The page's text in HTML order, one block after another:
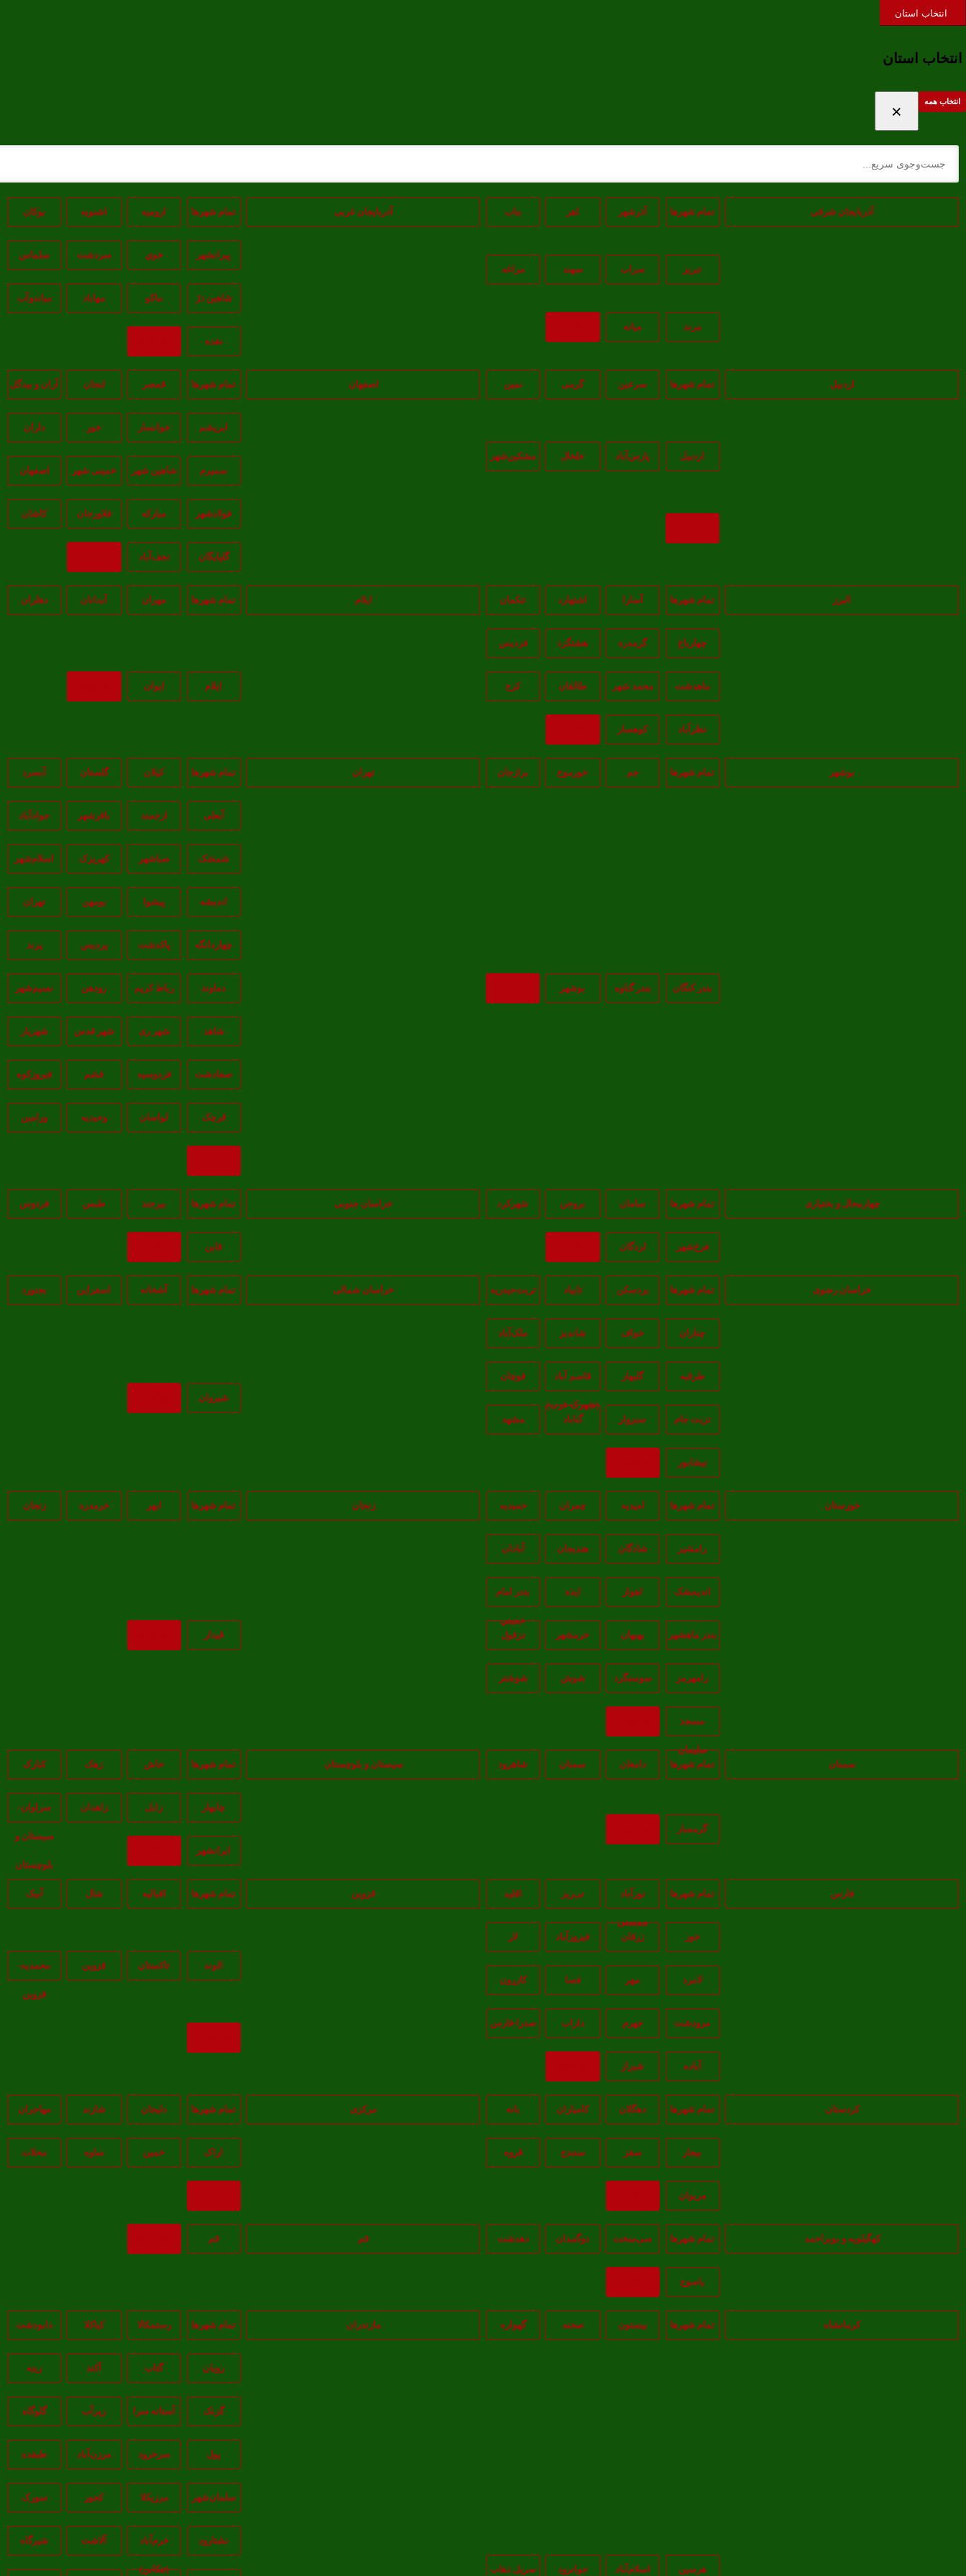
انتخاب استان
انتخاب استان
انتخاب همه ×
آذربایجان شرقی تمام شهر‌ها آذرشهر اهر بناب
تبريز سراب سهند مراغه
مرند ميانه
آذربایجان غربی تمام شهر‌ها اروميه اشنويه بوکان
پيرانشهر خوي سردشت سلماس
شاهين دژ ماکو مهاباد مياندوآب
نقده
اردبیل تمام شهر‌ها سرعین گرمی نمین
اردبيل پارس‌آباد خلخال مشکين‌شهر
اصفهان تمام شهر‌ها قمصر لنجان آران و بیدگل
ابریشم خوانسار خور داران
سمیرم شاهین شهر خمینی شهر اصفهان
فولادشهر مبارکه فلاورجان کاشان
گلپايگان نجف‌آباد
البرز تمام شهر‌ها آسارا اشتهارد تنکمان
چهارباغ گرمدره هشتگرد فردیس
ماهدشت محمد شهر طالقان کرج
نظرآباد کوهسار
ایلام تمام شهر‌ها مهران آبدانان دهلران
ايلام ايوان
بوشهر تمام شهر‌ها جم خورموج برازجان
بندر کنگان بندر گناوه بوشهر
تهران تمام شهر‌ها کیلان گلستان آبسرد
آبعلی ارجمند باقرشهر جوادآباد
شمشک صباشهر کهریزک اسلام‌شهر
اندیشه پيشوا بومهن تهران
چهاردانگه پاکدشت پردیس پرند
دماوند رباط کریم رودهن نسيم‌شهر
شاهد شهر ری شهر قدس شهریار
صفادشت فردوسیه فشم فیروزکوه
قرچک لواسان وحیدیه ورامین
چهارمحال و بختیاری تمام شهر‌ها سامان بروجن شهرکرد
فرخ‌شهر لردگان
خراسان جنوبی تمام شهر‌ها بيرجند طبس فردوس
قاين
خراسان رضوی تمام شهر‌ها بردسکن تایباد تربت‌حیدریه
چناران خواف شاندیز ملک‌آباد
طرقبه گلبهار قاسم آباد
(شهرک غرب)
قوچان
تربت جام سبزوار گناباد مشهد
نيشابور
خراسان شمالی تمام شهر‌ها آشخانه اسفراين بجنورد
شيروان
خوزستان تمام شهر‌ها امیدیه چمران حمیدیه
رامشیر شادگان هندیجان آبادان
انديمشک اهواز ايذه بندر امام
خميني
بندر ماهشهر
بهبهان خرمشهر دزفول
رامهرمز سوسنگرد شوش شوشتر
مسجد
سليمان
زنجان تمام شهر‌ها ابهر خرمدره زنجان
قيدار
سمنان تمام شهر‌ها دامغان سمنان شاهرود
گرمسار
سیستان و بلوچستان تمام شهر‌ها خاش زهک کنارک
چابهار زابل زاهدان سراوان-
سيستان و
بلوچستان
ايرانشهر
فارس تمام شهر‌ها نورآباد
ممسنی
نی‌ریز اقلید
خور زرقان فیروزآباد لار
لامرد مهر فسا کازرون
مرودشت جهرم داراب صدرا-فارس
آباده شيراز
قزوین تمام شهر‌ها اقبالیه شال آبيک
الوند تاکستان قزوين محمديه-
قزوين
کردستان تمام شهر‌ها دهگلان کامیاران بانه
بيجار سقز سنندج قروه
مريوان
مرکزی تمام شهر‌ها دلیجان شازند مهاجران
اراک خمين ساوه محلات
کهگیلویه و بویراحمد تمام شهر‌ها سی‌سخت دوگنبدان دهدشت
ياسوج
قم قم
کرمانشاه تمام شهر‌ها بیستون صحنه گهواره
هرسین اسلام‌‌آباد جوانرود سرپل ذهاب
مازندران تمام شهر‌ها رستمکالا کیاکلا دابودشت
رویان گتاب آکند رینه
گزنک آستانه سرا زیرآب گلوگاه
پول سرخرود مرزن‌آباد طبقده
سلمان‌شهر مرزیکلا کجور سورک
نشتارود خرم‌آباد
(تنکابن)
آلاشت شیرگاه
ورود / ثبت نام